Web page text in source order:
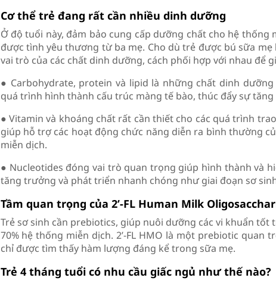
Cơ thể trẻ đang rất cần nhiều dinh dưỡng
Ở độ tuổi này, đảm bảo cung cấp dưỡng chất cho hệ
được tình yêu thương từ ba mẹ. Cho dù trẻ được bú sữa
vai trò của các chất dinh dưỡng, cách phối hợp với nhau để
● Carbohydrate, protein và lipid là những chất dinh
quá trình hình thành cấu trúc màng tế bào, thúc đẩy sự
● Vitamin và khoáng chất rất cần thiết cho các quá trình
giúp hỗ trợ các hoạt động chức năng diễn ra bình thường
miễn dịch.
● Nucleotides đóng vai trò quan trọng giúp hình thành và
tăng trưởng và phát triển nhanh chóng như giai đoạn sơ
Tầm quan trọng của 2’-FL Human Milk
Trẻ sơ sinh cần prebiotics, giúp nuôi dưỡng các vi khuẩn
70% hệ thống miễn dịch. 2’-FL HMO là một prebiotic
chỉ được tìm thấy hàm lượng đáng kể trong sữa mẹ.
Trẻ 4 tháng tuổi có nhu cầu giấc ngủ như thế nào?